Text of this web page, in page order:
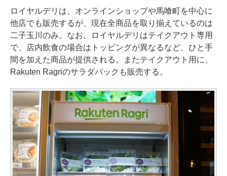
ロイヤルデリは、オンラインショップや馬喰町を中心に
他店でも販売するが、現在全商品を取り揃えているのは
二子玉川のみ。なお、ロイヤルデリはテイクアウト専用
で、店内飲食の場合はトッピングが異なるなど、ひと手
間を加えた商品が提供される。またテイクアウト用に、
Rakuten Ragriのサラダパックも販売する。